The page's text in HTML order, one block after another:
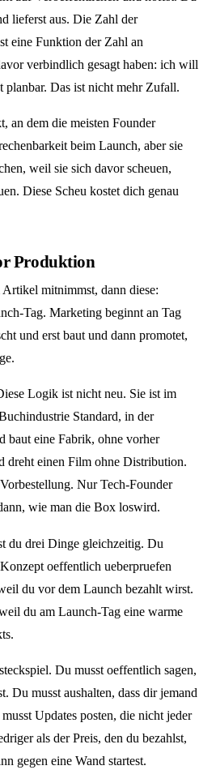
lieferst aus. Die Zahl der
eine Funktion der Zahl an
verbindlich gesagt haben: ich will
planbar. Das ist nicht mehr Zufall.
an dem die meisten Founder
beim Launch, aber sie
weil sie sich davor scheuen,
Diese Scheu kostet dich genau
Produktion
Artikel mitnimmst, dann diese:
Tag. Marketing beginnt an Tag
und erst baut und dann promotet,
Logik ist nicht neu. Sie ist im
Standard, in der
baut eine Fabrik, ohne vorher
dreht einen Film ohne Distribution.
Nur Tech-Founder
wie man die Box loswird.
du drei Dinge gleichzeitig. Du
oeffentlich ueberpruefen
du vor dem Launch bezahlt wirst.
du am Launch-Tag eine warme
Du musst oeffentlich sagen,
Du musst aushalten, dass dir jemand
Updates posten, die nicht jeder
als der Preis, den du bezahlst,
gegen eine Wand startest.